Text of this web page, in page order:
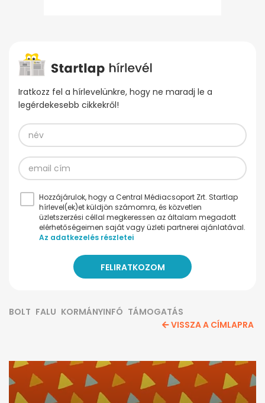
Iratkozz fel a hírlevelünkre, hogy ne maradj le a
legérdekesebb cikkekről!
Hozzájárulok, hogy a Central Médiacsoport Zrt. Startlap
hírlevel(ek)et küldjön számomra, és közvetlen
üzletszerzési céllal megkeressen az általam megadott
elérhetőségeimen saját vagy üzleti partnerei ajánlatával.
Az adatkezelés részletei
BOLT FALU KORMÁNYINFÓ TÁMOGATÁS
VISSZA A CÍMLAPRA